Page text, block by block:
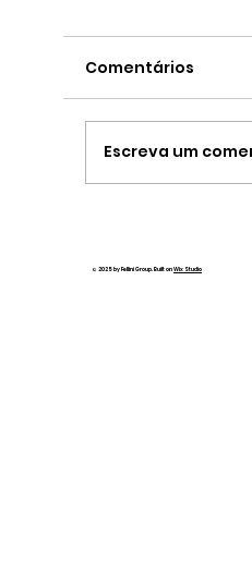
Comentários
Escreva um
© 2025 by Fellini Group. Built onWix Studio